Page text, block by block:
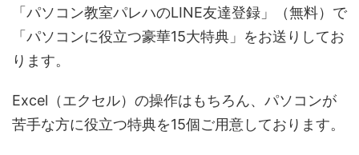
「パソコン教室パレハのLINE友達登録」（無料）で
「パソコンに役立つ豪華15大特典」をお送りしてお
ります。
Excel（エクセル）の操作はもちろん、パソコンが
苦手な方に役立つ特典を15個ご用意しております。